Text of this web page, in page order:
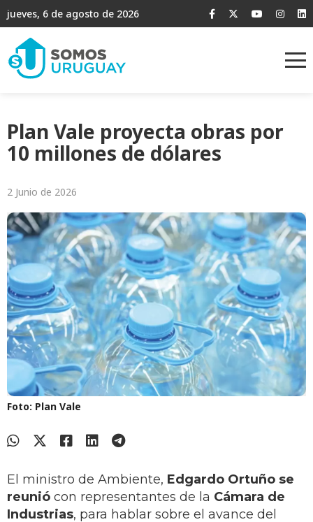
jueves, 6 de agosto de 2026
Plan Vale proyecta obras por
10 millones de dólares
2 Junio de 2026
Foto: Plan Vale
El ministro de Ambiente, Edgardo Ortuño se
reunió con representantes de la Cámara de
Industrias, para hablar sobre el avance del